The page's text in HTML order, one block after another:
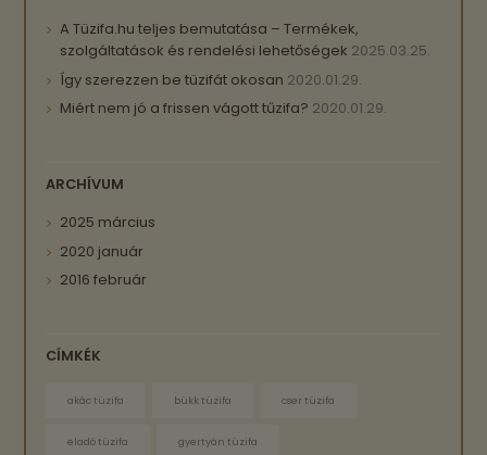
A Tüzifa.hu teljes bemutatása – Termékek,
szolgáltatások és rendelési lehetőségek 2025.03.25.
Így szerezzen be tüzifát okosan 2020.01.29.
Miért nem jó a frissen vágott tűzifa? 2020.01.29.
ARCHÍVUM
2025 március
2020 január
2016 február
CÍMKÉK
akác tüzifa bükk tüzifa cser tüzifa
eladó tüzifa gyertyán tüzifa